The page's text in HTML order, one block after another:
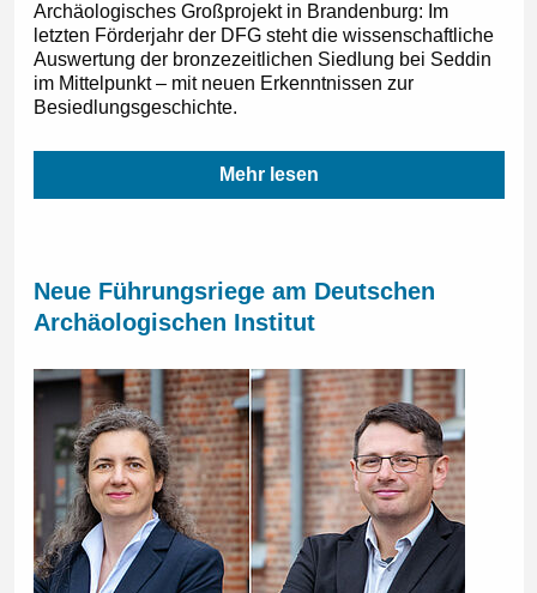
Archäologisches Großprojekt in Brandenburg: Im
letzten Förderjahr der DFG steht die wissenschaftliche
Auswertung der bronzezeitlichen Siedlung bei Seddin
im Mittelpunkt – mit neuen Erkenntnissen zur
Besiedlungsgeschichte.
Mehr lesen
Neue Führungsriege am Deutschen
Archäologischen Institut